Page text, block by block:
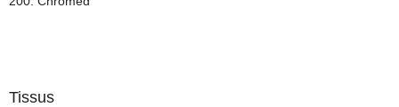
Tissus